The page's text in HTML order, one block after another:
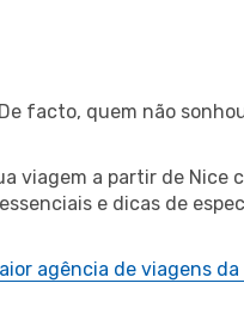
facto, quem não
viagem a partir de Nice
e dicas de
agência de viagens da